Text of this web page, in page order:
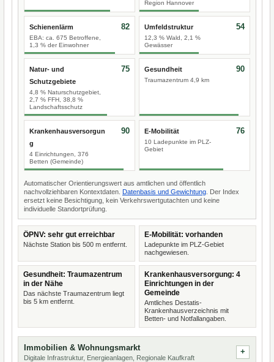
Region Hannover
Schienenlärm
EBA: ca. 675 Betroffene,
1,3 % der Einwohner
82 Umfeldstruktur
12,3 % Wald, 2,1 %
Gewässer
54
Natur- und
Schutzgebiete
4,8 % Naturschutzgebiet,
2,7 % FFH, 38,8 %
Landschaftsschutz
75 Gesundheit
Traumazentrum 4,9 km
90
Krankenhausversorgun
g
4 Einrichtungen, 376
Betten (Gemeinde)
90 E-Mobilität
10 Ladepunkte im PLZ-
Gebiet
76
Automatischer Orientierungswert aus amtlichen und öffentlich
nachvollziehbaren Kontextdaten. Datenbasis und Gewichtung . Der Index
ersetzt keine Besichtigung, kein Verkehrswertgutachten und keine
individuelle Standortprüfung.
ÖPNV: sehr gut erreichbar
Nächste Station bis 500 m entfernt.
E-Mobilität: vorhanden
Ladepunkte im PLZ-Gebiet
nachgewiesen.
Gesundheit: Traumazentrum
in der Nähe
Das nächste Traumazentrum liegt
bis 5 km entfernt.
Krankenhausversorgung: 4
Einrichtungen in der
Gemeinde
Amtliches Destatis-
Krankenhausverzeichnis mit
Betten- und Notfallangaben.
Immobilien & Wohnungsmarkt
Digitale Infrastruktur, Energieanlagen, Regionale Kaufkraft